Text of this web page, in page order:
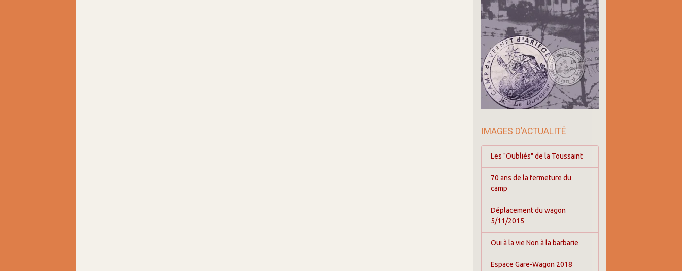
IMAGES D’ACTUALITÉ
Les "Oubliés" de la Toussaint
70 ans de la fermeture du
camp
Déplacement du wagon
5/11/2015
Oui à la vie Non à la barbarie
Espace Gare-Wagon 2018